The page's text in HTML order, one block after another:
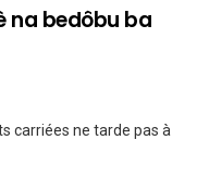
na bedôbu ba
carriées ne tarde pas à